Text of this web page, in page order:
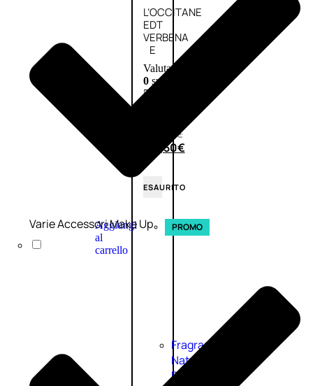
L’OCCITANE
EDT
VERBENA
E
Valutato
0su
5
€
43,50€
ESAURITO
Aggiungi
al
carrello
PROMO
Fragranze
Nature
Donna
Varie Accessori Make Up